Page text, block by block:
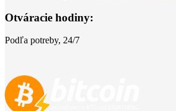
Otváracie hodiny:
Podľa potreby, 24/7